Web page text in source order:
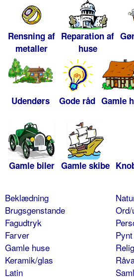
Rensning af
metaller
Reparation af
huse
Udendørs Gode råd Gamle
Gamle biler Gamle skibe
Beklædning
Brugsgenstande
Fagudtryk
Farver
Gamle huse
Keramik/glas
Latin
Pynt